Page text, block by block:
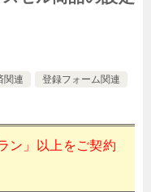
関連 登録フォーム関連
ン」以上をご契約